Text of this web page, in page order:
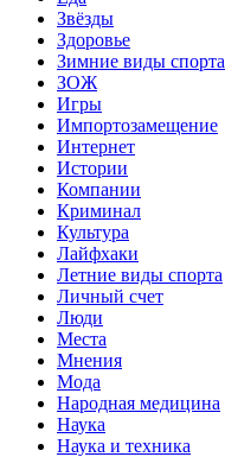
Звёзды
Здоровье
Зимние виды спорта
ЗОЖ
Игры
Импортозамещение
Интернет
Истории
Компании
Криминал
Культура
Лайфхаки
Летние виды спорта
Личный счет
Люди
Места
Мнения
Мода
Народная медицина
Наука
Наука и техника